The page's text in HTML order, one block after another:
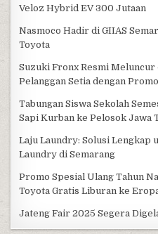
Veloz Hybrid EV 300 Jutaan
Nasmoco Hadir di GIIAS
Toyota
Suzuki Fronx Resmi
Pelanggan Setia dengan
Tabungan Siswa Sekolah
Sapi Kurban ke Pelosok Jawa
Laju Laundry: Solusi Lengkap
Laundry di Semarang
Promo Spesial Ulang Tahun
Toyota Gratis Liburan ke
Jateng Fair 2025 Segera